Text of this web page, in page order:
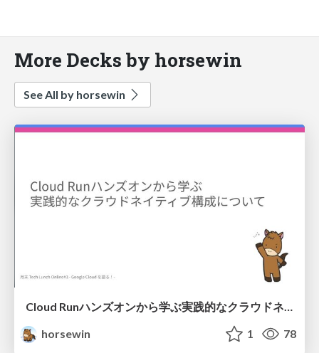
More Decks by horsewin
See All by horsewin
Cloud Runハンズオンから学ぶ実践的なクラウドネイティブ構成について
horsewin
1 78